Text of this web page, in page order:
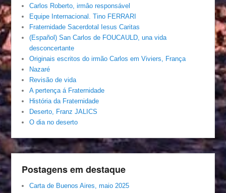
Carlos Roberto, irmâo responsável
Equipe Internacional. Tino FERRARI
Fraternidade Sacerdotal Iesus Caritas
(Español) San Carlos de FOUCAULD, una vida
desconcertante
Originais escritos do irmão Carlos em Viviers, França
Nazaré
Revisão de vida
A pertença á Fraternidade
História da Fraternidade
Deserto, Franz JALICS
O dia no deserto
Postagens em destaque
Carta de Buenos Aires, maio 2025